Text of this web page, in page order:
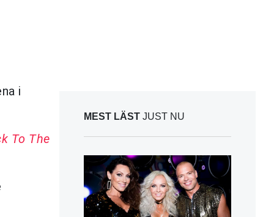
i
To The
MEST LÄST JUST NU